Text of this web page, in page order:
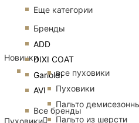
Еще категории
Бренды
ADD
DIXI COAT
Garioldi
AVI
Все бренды
Новинки
Пуховики
все пуховики
Пуховики
Пальто
Пальто из шерсти